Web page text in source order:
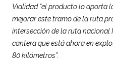
Vialidad “el producto lo aporta
mejorar este tramo de la ruta
intersección de la ruta nacional
cantera que está ahora en
80 kilómetros”.